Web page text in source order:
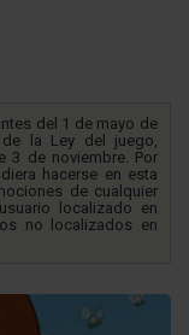
del 1 de mayo de
la Ley del juego,
3 de noviembre. Por
hacerse en esta
de cualquier
localizado en
no localizados en